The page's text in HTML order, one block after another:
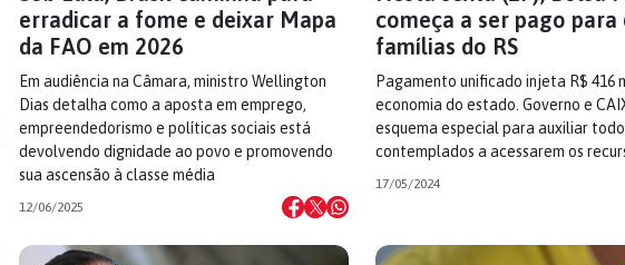
erradicar a fome e deixar Mapa
da FAO em 2026
Em audiência na Câmara, ministro Wellington
Dias detalha como a aposta em emprego,
empreendedorismo e políticas sociais está
devolvendo dignidade ao povo e promovendo
sua ascensão à classe média
12/06/2025
começa a ser pago para
famílias do RS
Pagamento unificado injeta R$ 416
economia do estado. Governo e
esquema especial para auxiliar
contemplados a acessarem os
17/05/2024